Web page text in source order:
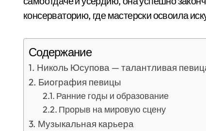
консерваторию, где мастерски освоила
Содержание
Николь Юсупова — талантливая
Биография певицы
Ранние годы и образование
Прорыв на мировую сцену
Музыкальная карьера